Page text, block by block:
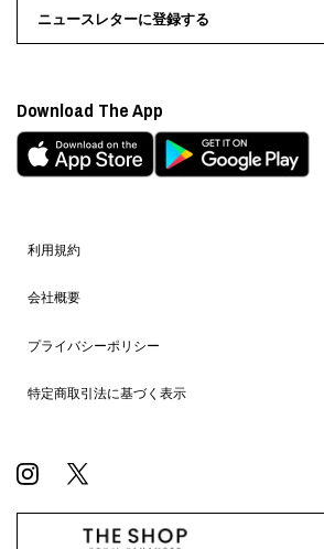
利用規約
会社概要
プライバシーポリシー
特定商取引法に基づく表示
ニュースレターに登録する
Download The App